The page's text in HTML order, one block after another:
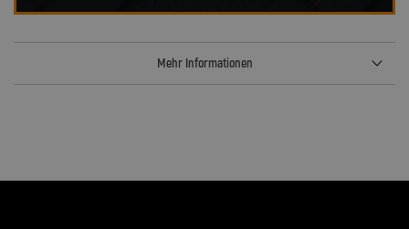
Mehr Informationen